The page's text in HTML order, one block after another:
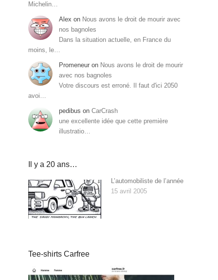
Michelin…
Alex on Nous avons le droit de mourir avec
nos bagnoles
Dans la situation actuelle, en France du
moins, le…
Promeneur on Nous avons le droit de mourir
avec nos bagnoles
Votre discours est erroné. Il faut d'ici 2050
avoi…
pedibus on CarCrash
une excellente idée que cette première
illustratio…
Il y a 20 ans…
L’automobiliste de l’année
15 avril 2005
Tee-shirts Carfree